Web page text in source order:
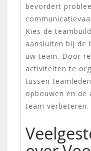
bevordert
Kies de
aansluiten bij de
uw team. Door
activiteiten te
tussen
opbouwen en de
team verbeteren.